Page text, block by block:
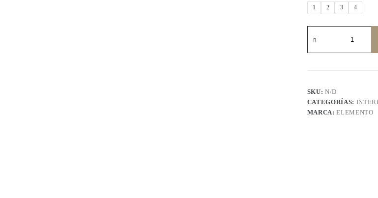
1 2 3 4
8000
SKU:N/D
CATEGORÍAS:
MARCA:ELEMENTO